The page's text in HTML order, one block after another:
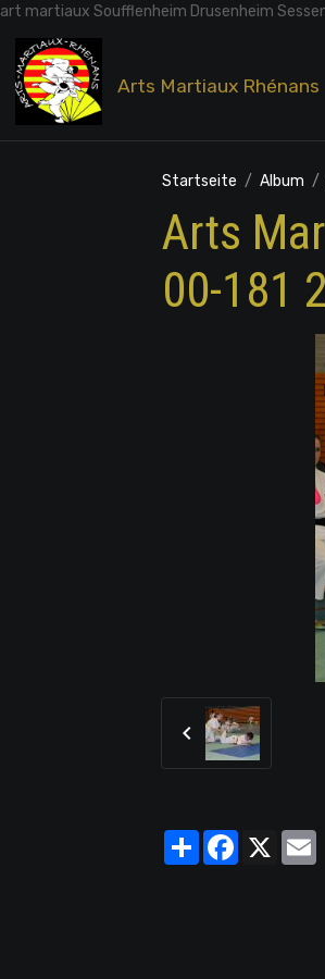
art martiaux Soufflenheim Drusenheim
Arts Martiaux Rhénans
Startseite Album
Arts
00-181 2
PartagerFacebook
X